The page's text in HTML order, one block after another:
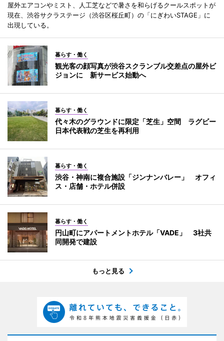
屋外エアコンやミスト、人工芝などで暑さを和らげるクールスポットが
現在、渋谷サクラステージ（渋谷区桜丘町）の「にぎわいSTAGE」に
出現している。
暮らす・働く
観光客の顔写真が渋谷スクランブル交差点の屋外ビ
ジョンに 新サービス始動へ
暮らす・働く
代々木のグラウンドに限定「芝生」空間 ラグビー
日本代表戦の芝生を再利用
暮らす・働く
渋谷・神南に複合施設「ジンナンバレー」 オフィ
ス・店舗・ホテル併設
暮らす・働く
円山町にアパートメントホテル「VADE」 3社共
同開発で建設
もっと見る